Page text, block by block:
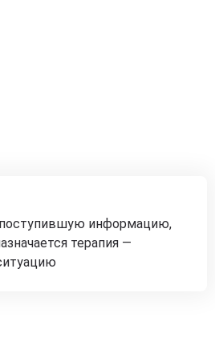
поступившую информацию,
терапия —